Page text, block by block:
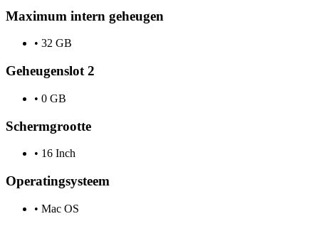
Maximum intern geheugen
• 32 GB
Geheugenslot 2
• 0 GB
Schermgrootte
• 16 Inch
Operatingsysteem
• Mac OS